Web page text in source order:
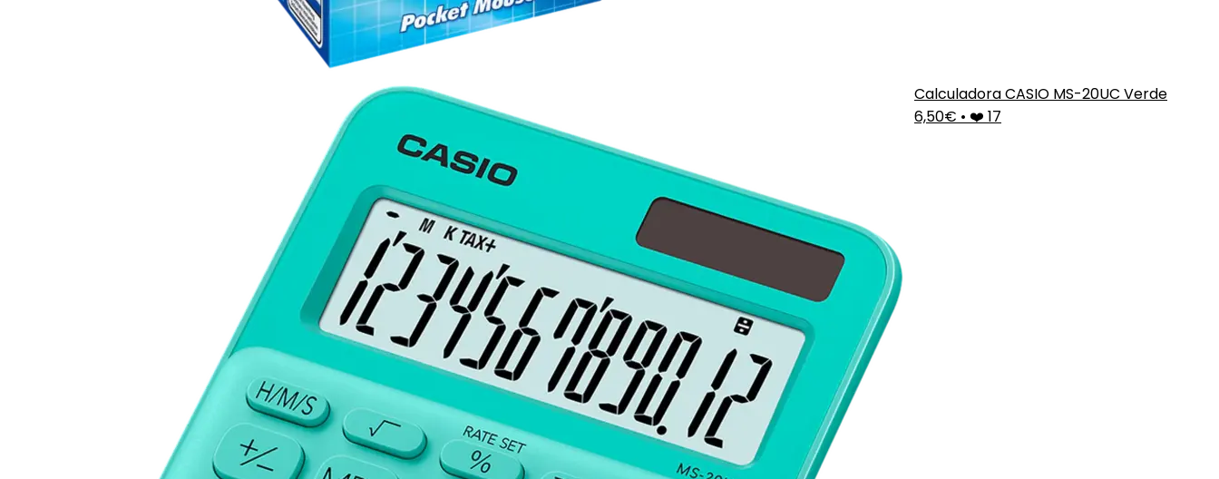
Calculadora CASIO MS-20UC Verde
6,50€ • ❤️ 17